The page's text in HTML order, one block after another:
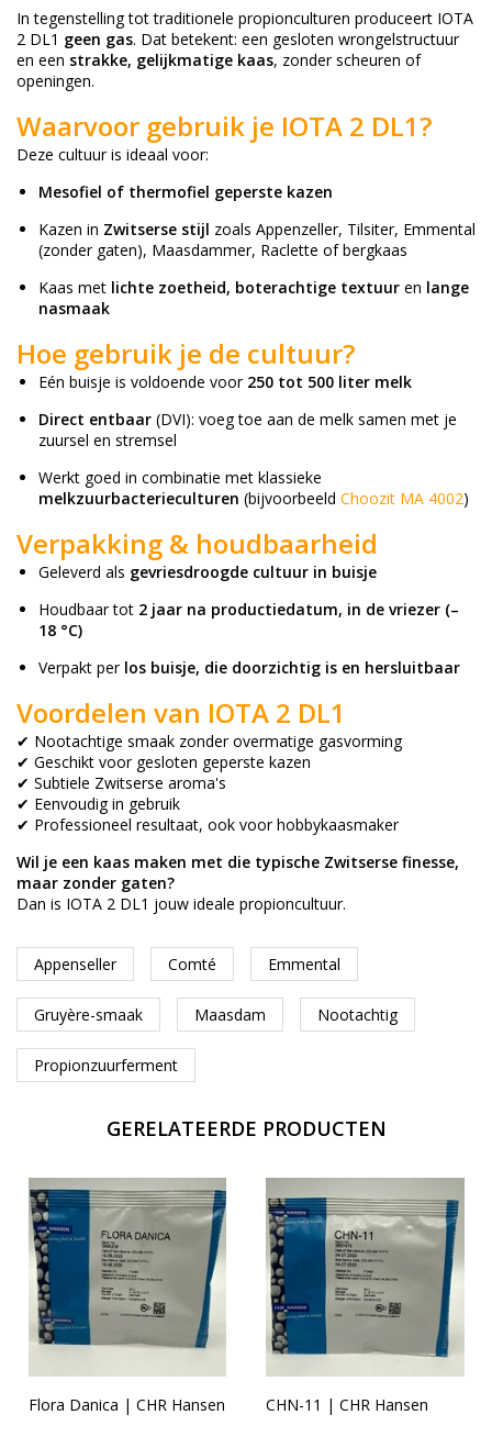
In tegenstelling tot traditionele propionculturen produceert IOTA
2 DL1 geen gas. Dat betekent: een gesloten wrongelstructuur
en een strakke, gelijkmatige kaas, zonder scheuren of
openingen.
Waarvoor gebruik je IOTA 2 DL1?
Deze cultuur is ideaal voor:
Mesofiel of thermofiel geperste kazen
Kazen in Zwitserse stijl zoals Appenzeller, Tilsiter, Emmental
(zonder gaten), Maasdammer, Raclette of bergkaas
Kaas met lichte zoetheid, boterachtige textuur en lange
nasmaak
Hoe gebruik je de cultuur?
Eén buisje is voldoende voor 250 tot 500 liter melk
Direct entbaar (DVI): voeg toe aan de melk samen met je
zuursel en stremsel
Werkt goed in combinatie met klassieke
melkzuurbacterieculturen (bijvoorbeeld Choozit MA 4002)
Verpakking & houdbaarheid
Geleverd als gevriesdroogde cultuur in buisje
Houdbaar tot 2 jaar na productiedatum, in de vriezer (–
18 °C)
Verpakt per los buisje, die doorzichtig is en hersluitbaar
Voordelen van IOTA 2 DL1
✔ Nootachtige smaak zonder overmatige gasvorming
✔ Geschikt voor gesloten geperste kazen
✔ Subtiele Zwitserse aroma's
✔ Eenvoudig in gebruik
✔ Professioneel resultaat, ook voor hobbykaasmaker
Wil je een kaas maken met die typische Zwitserse finesse,
maar zonder gaten?
Dan is IOTA 2 DL1 jouw ideale propioncultuur.
Appenseller Comté Emmental
Gruyère-smaak Maasdam Nootachtig
Propionzuurferment
GERELATEERDE PRODUCTEN
Flora Danica | CHR Hansen CHN-11 | CHR Hansen